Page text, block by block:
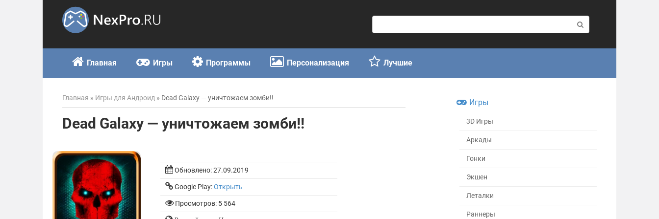
о
с
к
:
Главная Игры Программы Персонализация Лучшие
Главная » Игры для Андроид » Dead Galaxy — уничтожаем зомби!!
Dead Galaxy — уничтожаем зомби!!
Обновлено:27.09.2019
Google Play:Открыть
Просмотров: 5 564
Игры
3D Игры
Аркады
Гонки
Экшен
Леталки
Раннеры